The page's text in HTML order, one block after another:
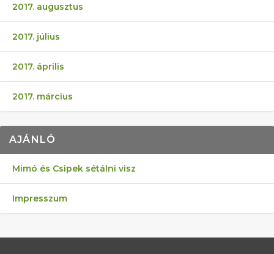
2017. augusztus
2017. július
2017. április
2017. március
AJÁNLÓ
Mimó és Csipek sétálni visz
Impresszum